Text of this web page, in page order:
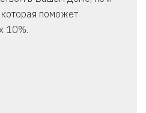
которая поможет
10%.